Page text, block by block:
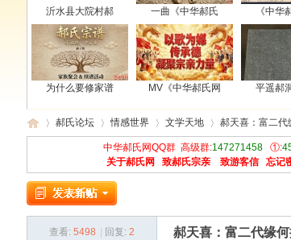
沂水县大院村郝 一曲《中华郝氏 《中华
为什么要修家谱 MV《中华郝氏网 平遥郝
中 »
郝氏论坛
›
情感世界 文学天地 郝天喜：富二代
中华郝氏网QQ群 高级群:147271458①:
关于郝氏网
致郝氏宗亲 致游客信 忘记
查看: 5498 回复: 2 郝天喜：富二代缘